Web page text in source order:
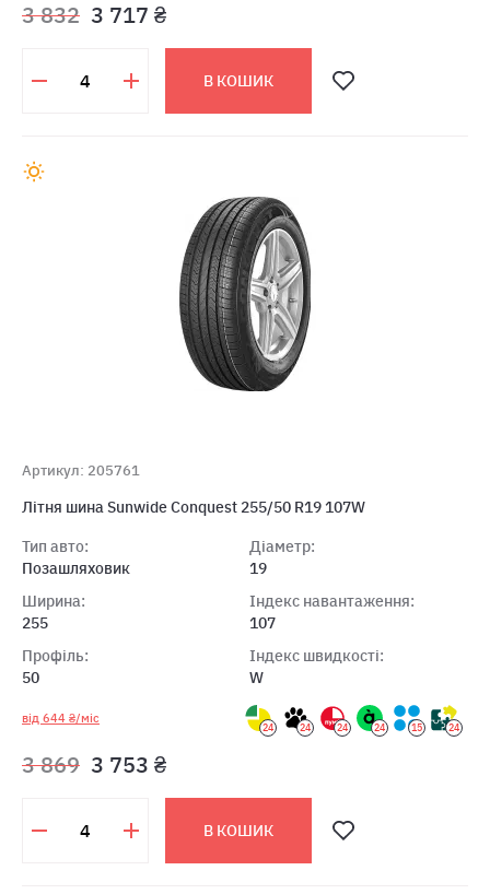
3 832 3 717 ₴
В КОШИК
Артикул: 205761
Літня шина Sunwide Conquest 255/50 R19 107W
Тип авто:
Позашляховик
Ширина:
255
Профіль:
50
Діаметр:
19
Індекс навантаження:
107
Індекс швидкості:
W
від 644 ₴/міс
24 24 24 24 15 24
3 869 3 753 ₴
В КОШИК